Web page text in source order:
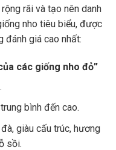
rãi và tạo nên danh
nho tiêu biểu, được
đánh giá cao nhất:
các giống nho đỏ”
bình đến cao.
giàu cấu trúc, hương
sồi.